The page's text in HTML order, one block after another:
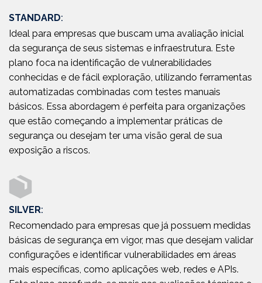
STANDARD:
Ideal para empresas que buscam uma avaliação inicial
da segurança de seus sistemas e infraestrutura. Este
plano foca na identificação de vulnerabilidades
conhecidas e de fácil exploração, utilizando ferramentas
automatizadas combinadas com testes manuais
básicos. Essa abordagem é perfeita para organizações
que estão começando a implementar práticas de
segurança ou desejam ter uma visão geral de sua
exposição a riscos.
SILVER:
Recomendado para empresas que já possuem medidas
básicas de segurança em vigor, mas que desejam validar
configurações e identificar vulnerabilidades em áreas
mais específicas, como aplicações web, redes e APIs.